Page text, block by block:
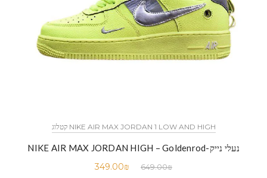
NIKE AIR MAX JORDAN 1 LOW AND HIGH קטלוג
נעלי נייק-NIKE AIR MAX JORDAN HIGH – Goldenrod
649.00₪
349.00₪